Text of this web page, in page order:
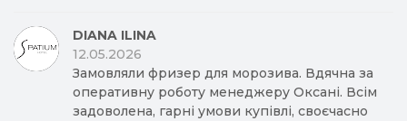
DIANA ILINA
12.05.2026
Замовляли фризер для морозива. Вдячна за
оперативну роботу менеджеру Оксані. Всім
задоволена, гарні умови купівлі, своєчасно